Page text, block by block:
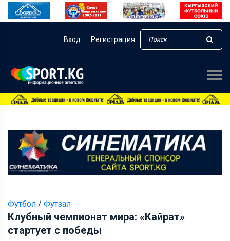
Вход Регистрация
Футбол / Футзал
Клубный чемпионат мира: «Кайрат»
стартует с победы